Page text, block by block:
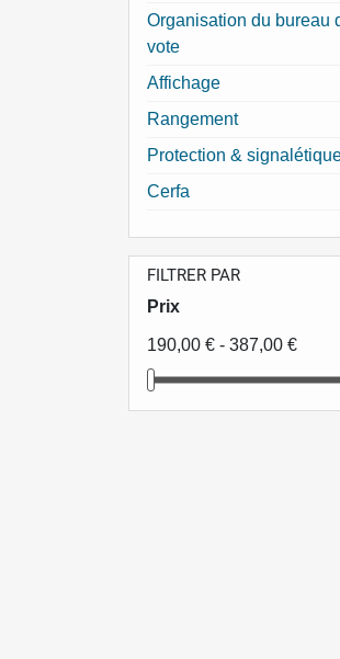
Organisation du bureau
vote
Affichage
Rangement
Protection &
Cerfa
FILTRER PAR
Prix
190,00 € - 387,00 €